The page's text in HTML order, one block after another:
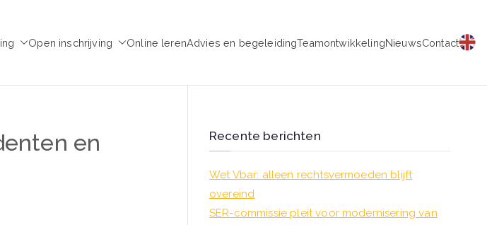
Open inschrijving Online lerenAdvies en begeleidingTeamontwikkelingNieuwsContact
en
Recente berichten
Wet Vbar: alleen rechtsvermoeden blijft
overeind
SER-commissie pleit voor modernisering van